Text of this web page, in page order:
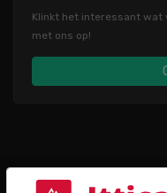
Klinkt het interessant wat
met ons op!